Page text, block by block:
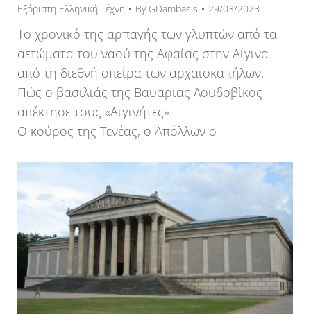
Εξόριστη Ελληνική Τέχνη By GDambasis 29/03/2023
Το χρονικό της αρπαγής των γλυπτών από τα
αετώματα του ναού της Αφαίας στην Αίγινα
από τη διεθνή σπείρα των αρχαιοκαπήλων.
Πώς ο βασιλιάς της Βαυαρίας Λουδοβίκος
απέκτησε τους «Αιγινήτες».
Ο κούρος της Τενέας, ο Απόλλων ο